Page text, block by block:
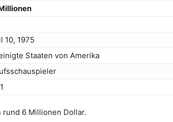
10, 1975
Staaten von Amerika
rund 6 Millionen Dollar.